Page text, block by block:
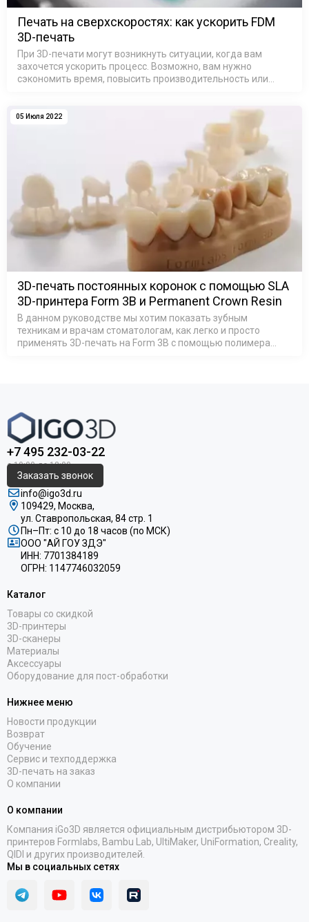
Печать на сверхскоростях: как ускорить FDM
3D-печать
При 3D-печати могут возникнуть ситуации, когда вам
захочется ускорить процесс. Возможно, вам нужно
сэкономить время, повысить производительность или
05 Июля 2022
3D-печать постоянных коронок с помощью SLA
3D-принтера Form 3B и Permanent Crown Resin
В данном руководстве мы хотим показать зубным
техникам и врачам стоматологам, как легко и просто
применять 3D-печать на Form 3B c помощью полимера
+7 495 232-03-22
Заказать звонок
info@igo3d.ru
109429, Москва,
ул. Ставропольская, 84 стр. 1
Пн–Пт: с 10 до 18 часов (по МСК)
ООО "АЙ ГОУ ЗДЭ"
ИНН: 7701384189
ОГРН: 1147746032059
Каталог
Товары со скидкой
3D-принтеры
3D-сканеры
Материалы
Аксессуары
Оборудование для пост-обработки
Нижнее меню
Новости продукции
Возврат
Обучение
Сервис и техподдержка
3D-печать на заказ
О компании
О компании
Компания iGo3D является официальным дистрибьютором 3D-
принтеров Formlabs, Bambu Lab, UltiMaker, UniFormation, Creality,
QIDI и других производителей.
Мы в социальных сетях